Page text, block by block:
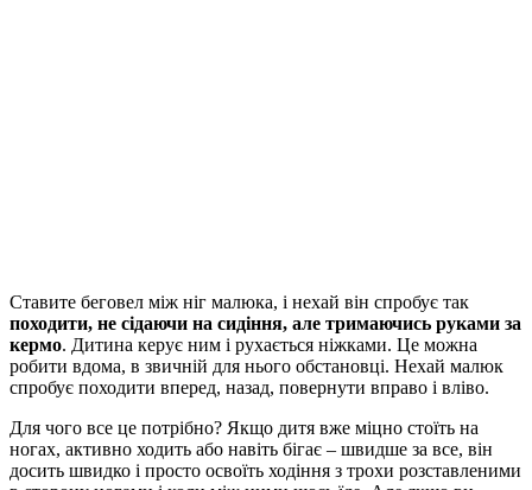
Ставите беговел між ніг малюка, і нехай він спробує так
походити, не сідаючи на сидіння, але тримаючись руками за
кермо. Дитина керує ним і рухається ніжками. Це можна
робити вдома, в звичній для нього обстановці. Нехай малюк
спробує походити вперед, назад, повернути вправо і вліво.
Для чого все це потрібно? Якщо дитя вже міцно стоїть на
ногах, активно ходить або навіть бігає – швидше за все, він
досить швидко і просто освоїть ходіння з трохи розставленими